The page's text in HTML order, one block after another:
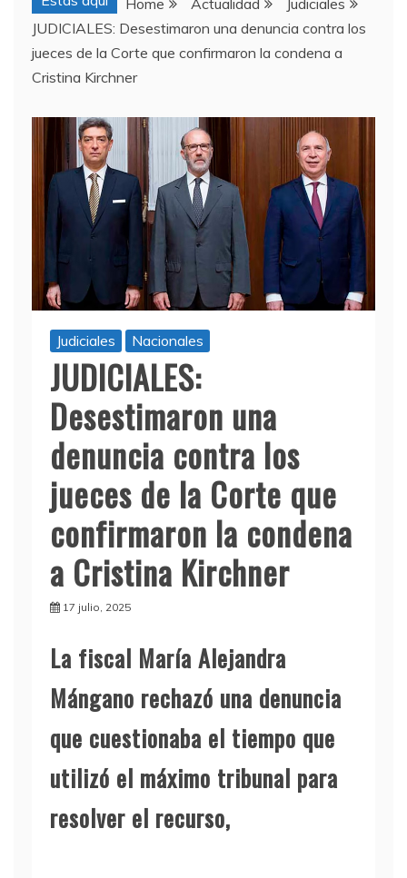
Home Actualidad
Judiciales
JUDICIALES: Desestimaron una denuncia contra los
jueces de la Corte que confirmaron la condena a
Cristina Kirchner
Judiciales Nacionales
JUDICIALES:
Desestimaron una
denuncia contra los
jueces de la Corte que
confirmaron la condena
a Cristina Kirchner
17 julio, 2025
La fiscal María Alejandra
Mángano rechazó una denuncia
que cuestionaba el tiempo que
utilizó el máximo tribunal para
resolver el recurso,